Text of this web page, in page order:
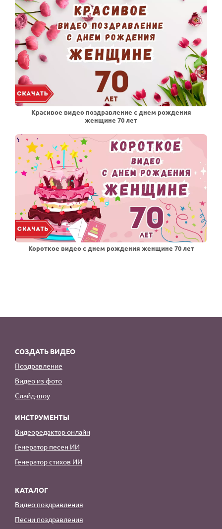
Красивое видео поздравление с днем рождения
женщине 70 лет
Короткое видео с днем рождения женщине 70 лет
СОЗДАТЬ ВИДЕО
Поздравление
Видео из фото
Слайд-шоу
ИНСТРУМЕНТЫ
Видеоредактор онлайн
Генератор песен ИИ
Генератор стихов ИИ
КАТАЛОГ
Видео поздравления
Песни поздравления